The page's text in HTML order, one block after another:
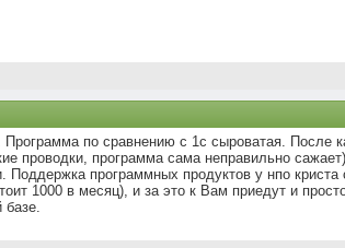
Программа по сравнению с 1с сыроватая.
проводки, программа сама неправильно
Поддержка программных продуктов у нпо
1000 в месяц), и за это к Вам приедут и